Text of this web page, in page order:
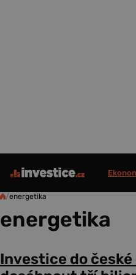
/energetika
energetika
Investice do